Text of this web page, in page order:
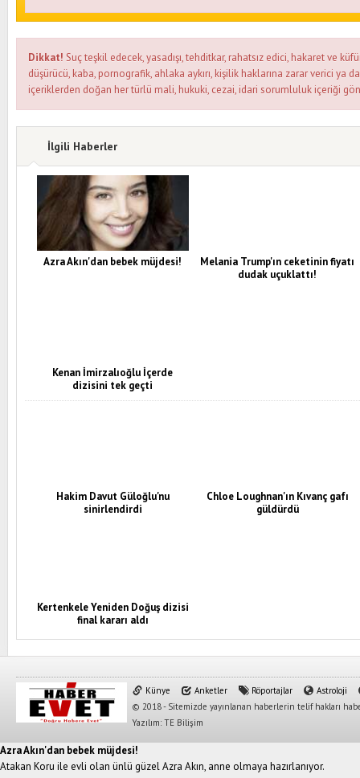
Dikkat! Suç teşkil edecek, yasadışı, tehditkar, rahatsız edici, hakaret ve
düşürücü, kaba, pornografik, ahlaka aykırı, kişilik haklarına zarar verici ya
içeriklerden doğan her türlü mali, hukuki, cezai, idari sorumluluk içeriği
İlgili Haberler
Azra Akın'dan bebek müjdesi!
Melania Trump'ın ceketinin fiyatı
dudak uçuklattı!
Kenan İmirzalıoğlu İçerde
dizisini tek geçti
Hakim Davut Güloğlu'nu
sinirlendirdi
Chloe Loughnan'ın Kıvanç gafı
güldürdü
Kertenkele Yeniden Doğuş dizisi
final kararı aldı
Künye Anketler Röportajlar
Astroloji
© 2018 - Sitemizde yayınlanan haberlerin telif hakları
Yazılım: TE Bilişim
Azra Akın'dan bebek müjdesi!
Atakan Koru ile evli olan ünlü güzel Azra Akın, anne olmaya hazırlanıyor.